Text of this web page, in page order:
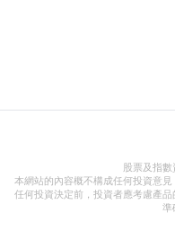
股票及指
本網站的內容概不構成任何投資意
任何投資決定前，投資者應考慮產
準